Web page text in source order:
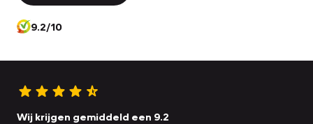
Pragmatisch en veilig als deze auto is, beschikt hij over
gevaarlijk en kostbaar, maar slijten ook sneller. Gelukkig
bij drukverlies.
9.2/10
Wij krijgen gemiddeld een 9.2